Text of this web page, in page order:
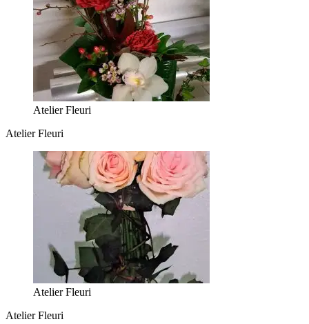
Atelier Fleuri
Atelier Fleuri
Atelier Fleuri
Atelier Fleuri